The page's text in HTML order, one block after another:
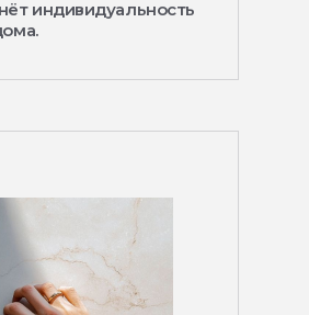
индивидуальность